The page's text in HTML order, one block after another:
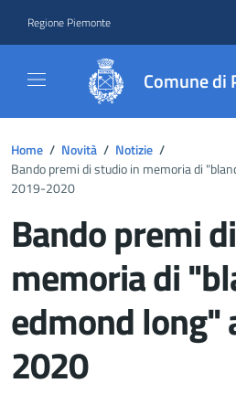
Regione Piemonte
Comune di
Home / Novità / Notizie /
Bando premi di studio in memoria di
2019-2020
Bando premi
memoria di
edmond long"
2020